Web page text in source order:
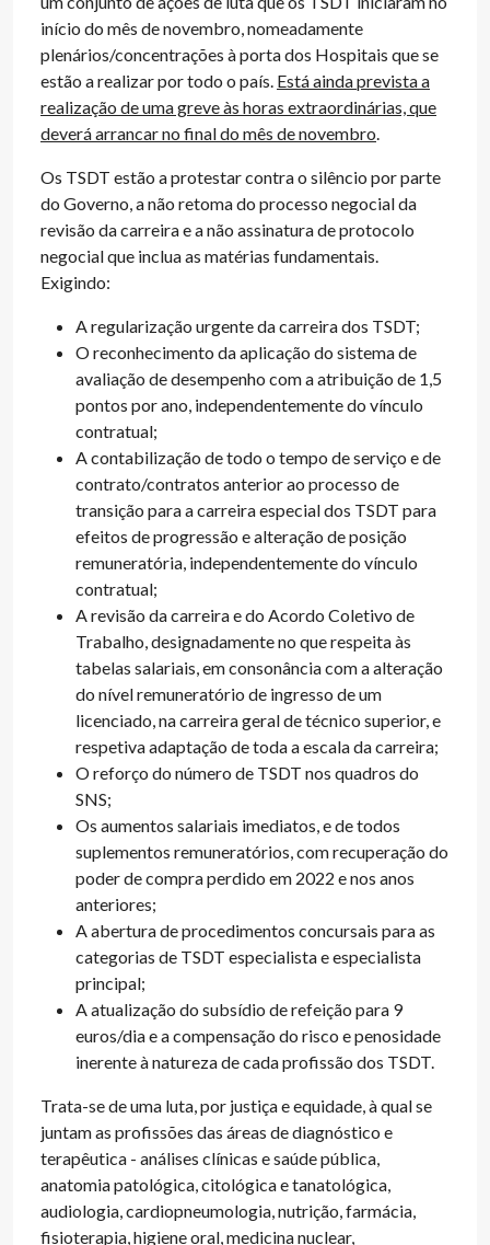
início do mês de novembro, nomeadamente
plenários/concentrações à porta dos Hospitais que se
estão a realizar por todo o país. Está ainda prevista a
realização de uma greve às horas extraordinárias, que
deverá arrancar no final do mês de novembro.
Os TSDT estão a protestar contra o silêncio por parte
do Governo, a não retoma do processo negocial da
revisão da carreira e a não assinatura de protocolo
negocial que inclua as matérias fundamentais.
Exigindo:
A regularização urgente da carreira dos TSDT;
O reconhecimento da aplicação do sistema de
avaliação de desempenho com a atribuição de 1,5
pontos por ano, independentemente do vínculo
contratual;
A contabilização de todo o tempo de serviço e de
contrato/contratos anterior ao processo de
transição para a carreira especial dos TSDT para
efeitos de progressão e alteração de posição
remuneratória, independentemente do vínculo
contratual;
A revisão da carreira e do Acordo Coletivo de
Trabalho, designadamente no que respeita às
tabelas salariais, em consonância com a alteração
do nível remuneratório de ingresso de um
licenciado, na carreira geral de técnico superior, e
respetiva adaptação de toda a escala da carreira;
O reforço do número de TSDT nos quadros do
SNS;
Os aumentos salariais imediatos, e de todos
suplementos remuneratórios, com recuperação do
poder de compra perdido em 2022 e nos anos
anteriores;
A abertura de procedimentos concursais para as
categorias de TSDT especialista e especialista
principal;
A atualização do subsídio de refeição para 9
euros/dia e a compensação do risco e penosidade
inerente à natureza de cada profissão dos TSDT.
Trata-se de uma luta, por justiça e equidade, à qual se
juntam as profissões das áreas de diagnóstico e
terapêutica - análises clínicas e saúde pública,
anatomia patológica, citológica e tanatológica,
audiologia, cardiopneumologia, nutrição, farmácia,
fisioterapia, higiene oral, medicina nuclear,